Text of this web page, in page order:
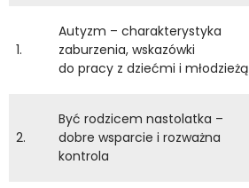
1.
Autyzm – charakterystyka
zaburzenia, wskazówki
do pracy z dziećmi i młodzieżą
2.
Być rodzicem nastolatka –
dobre wsparcie i rozważna
kontrola